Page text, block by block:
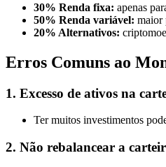
30% Renda fixa: apenas
50% Renda variável: maior
20% Alternativos:
Erros Comuns ao
1. Excesso de ativos na
Ter muitos investimentos
2. Não rebalancear a